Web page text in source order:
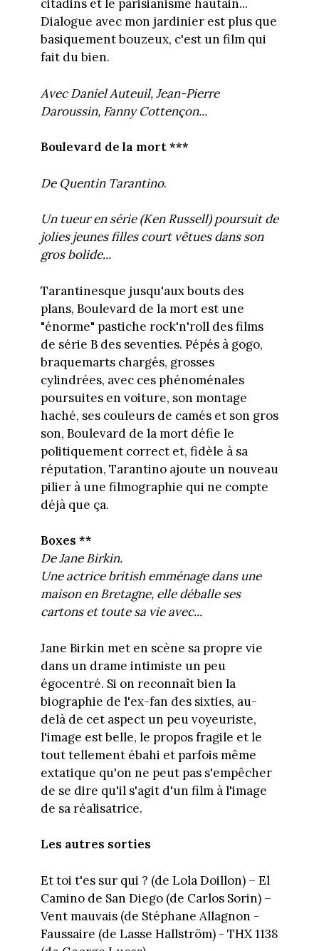
citadins et le parisianisme hautain...
Dialogue avec mon jardinier est plus que
basiquement bouzeux, c'est un film qui
fait du bien.
Avec Daniel Auteuil, Jean-Pierre
Daroussin, Fanny Cottençon...
Boulevard de la mort ***
De Quentin Tarantino.
Un tueur en série (Ken Russell) poursuit de
jolies jeunes filles court vêtues dans son
gros bolide...
Tarantinesque jusqu'aux bouts des
plans, Boulevard de la mort est une
"énorme" pastiche rock'n'roll des films
de série B des seventies. Pépés à gogo,
braquemarts chargés, grosses
cylindrées, avec ces phénoménales
poursuites en voiture, son montage
haché, ses couleurs de camés et son gros
son, Boulevard de la mort défie le
politiquement correct et, fidèle à sa
réputation, Tarantino ajoute un nouveau
pilier à une filmographie qui ne compte
déjà que ça.
Boxes **
De Jane Birkin.
Une actrice british emménage dans une
maison en Bretagne, elle déballe ses
cartons et toute sa vie avec...
Jane Birkin met en scène sa propre vie
dans un drame intimiste un peu
égocentré. Si on reconnaît bien la
biographie de l'ex-fan des sixties, au-
delà de cet aspect un peu voyeuriste,
l'image est belle, le propos fragile et le
tout tellement ébahi et parfois même
extatique qu'on ne peut pas s'empêcher
de se dire qu'il s'agit d'un film à l'image
de sa réalisatrice.
Les autres sorties
Et toi t'es sur qui ? (de Lola Doillon) – El
Camino de San Diego (de Carlos Sorin) –
Vent mauvais (de Stéphane Allagnon -
Faussaire (de Lasse Hallström) - THX 1138